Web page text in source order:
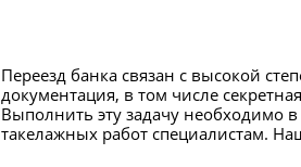
Переезд банка связан с высокой
документация, в том числе
Выполнить эту задачу необходимо
такелажных работ специалистам.